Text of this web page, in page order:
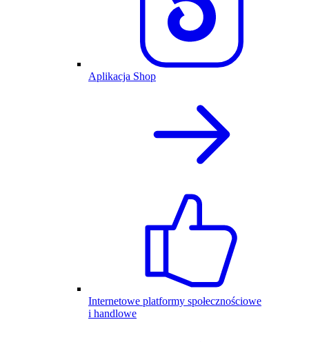
Aplikacja Shop
Internetowe platformy społecznościowe
i handlowe